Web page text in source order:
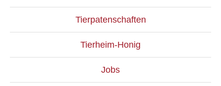
Tierpatenschaften
Tierheim-Honig
Jobs